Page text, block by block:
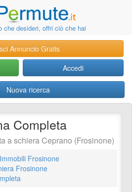
che desideri, offri ciò che hai
Annuncio Gratis
Accedi
Nuova ricerca
Completa
a schiera Ceprano (Frosinone)
Immobili Frosinone
Frosinone